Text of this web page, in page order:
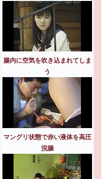
腸内に空気を吹き込まれてしま
う
マングリ状態で赤い液体を高圧
浣腸